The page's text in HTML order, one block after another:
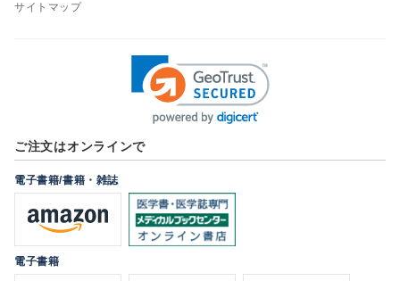
サイトマップ
ご注文はオンラインで
電子書籍/書籍・雑誌
電子書籍